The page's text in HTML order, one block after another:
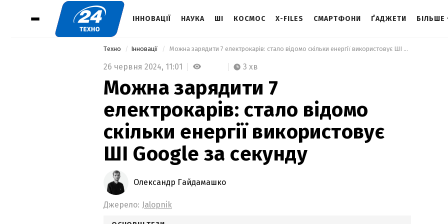
ІННОВАЦІЇ НАУКА ШІ КОСМОС X-FILES СМАРТФОНИ ҐАДЖЕТИ БІЛЬШЕ
Техно Інновації Можна зарядити 7 електрокарів: стало відомо скільки енергії використовує ШІ Google за секунду
26 червня 2024, 11:01 3 хв
Можна зарядити 7
електрокарів: стало відомо
скільки енергії використовує
ШІ Google за секунду
Олександр Гайдамашко
Джерело: Jalopnik